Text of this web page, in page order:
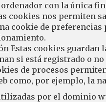
ordenador con la única
cookies nos permiten
cookie de
Estas cookies guardan
si está registrado o no
de procesos
como, por ejemplo, la
por el dominio